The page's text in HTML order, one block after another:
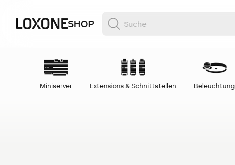
SHOP
Miniserver Extensions & Schnittstellen Beleuchtung